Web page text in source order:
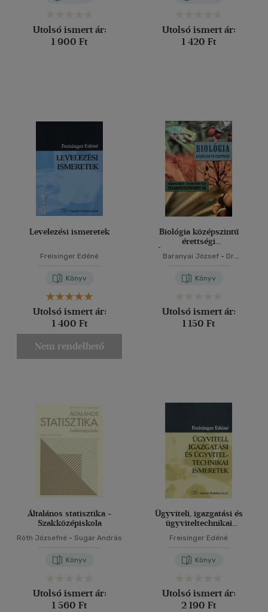
Pap-Szigetiné Németh Anikó
Utolsó ismert ár:
1 900 Ft
Utolsó ismert ár:
1 420 Ft
Levelezési ismeretek
Freisinger Edéné
Könyv
Utolsó ismert ár:
1 400 Ft
Nem rendelhető
Biológia középszintű
érettségi
feladatgyűjtemény 10.
Baranyai József- Dr.
Könyv
Utolsó ismert ár:
1 150 Ft
Általános statisztika -
Szakközépiskola
Róth Józsefné - Sugár András
Könyv
Utolsó ismert ár:
1 560 Ft
Ügyviteli, igazgatási és
ügyviteltechnikai
Freisinger Edéné
Könyv
Utolsó ismert ár:
2 190 Ft